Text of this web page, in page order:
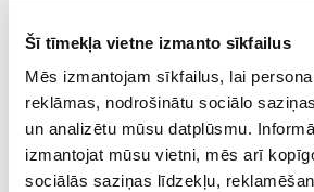
Šī tīmekļa vietne izmanto sīkfailus
Mēs izmantojam sīkfailus, lai
reklāmas, nodrošinātu sociālo
un analizētu mūsu datplūsmu.
izmantojat mūsu vietni, mēs arī
sociālās saziņas līdzekļu,